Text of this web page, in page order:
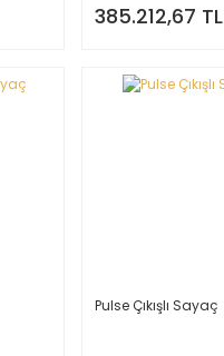
385.212,67 TL
Pulse Çıkışlı Sayaç